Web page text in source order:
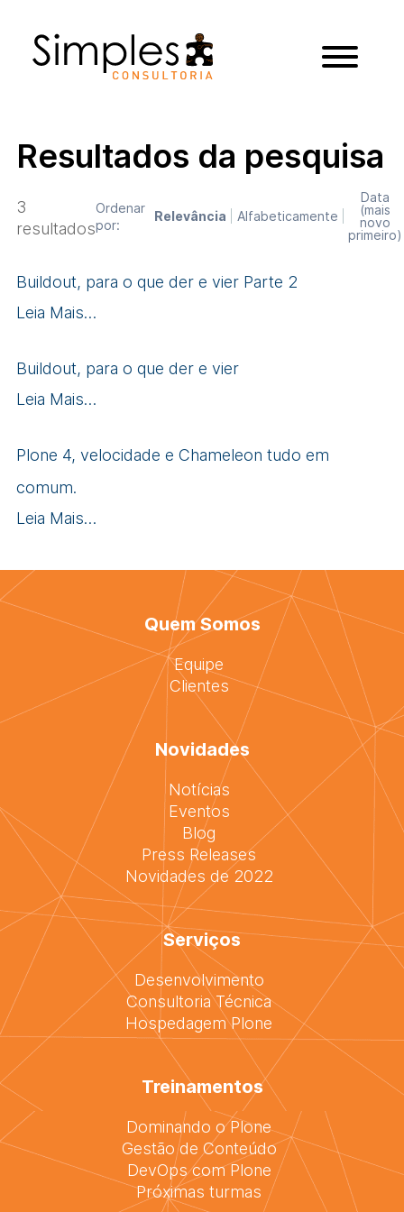
Resultados da pesquisa
3
resultados
Ordenar
por:
Relevância Alfabeticamente
Data
(mais
novo
primeiro)
Buildout, para o que der e vier Parte 2
Leia Mais…
Buildout, para o que der e vier
Leia Mais…
Plone 4, velocidade e Chameleon tudo em
comum.
Leia Mais…
Quem Somos
Equipe
Clientes
Novidades
Notícias
Eventos
Blog
Press Releases
Novidades de 2022
Serviços
Desenvolvimento
Consultoria Técnica
Hospedagem Plone
Treinamentos
Dominando o Plone
Gestão de Conteúdo
DevOps com Plone
Próximas turmas